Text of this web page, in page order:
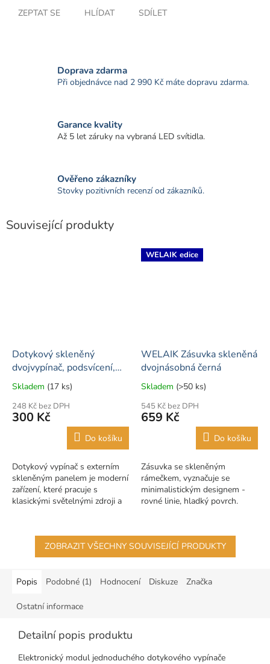
ZEPTAT SE HLÍDAT SDÍLET
Doprava zdarma
Při objednávce nad 2 990 Kč máte dopravu zdarma.
Garance kvality
Až 5 let záruky na vybraná LED svítidla.
Ověřeno zákazníky
Stovky pozitivních recenzí od zákazníků.
Související produkty
Dotykový skleněný
dvojvypínač, podsvícení,
černý - č. 5
Průměrné
produktu
je
hvězdiček.
Skladem (17 ks)
248 Kč bez DPH
300 Kč
Do košíku
Dotykový vypínač s externím
skleněným panelem je moderní
zařízení, které pracuje s
klasickými světelnými zdroji a
WELAIK edice
WELAIK Zásuvka skleněná
dvojnásobná černá
Průměrné
produktu
je
hvězdiček.
Skladem (>50 ks)
545 Kč bez DPH
659 Kč
Do košíku
Zásuvka se skleněným
rámečkem, vyznačuje se
minimalistickým designem -
rovné linie, hladký povrch.
klasickým plastovým
zásuvkám.
ZOBRAZIT VŠECHNY SOUVISEJÍCÍ PRODUKTY
Popis Podobné (1) Hodnocení Diskuze Značka
Ostatní informace
Detailní popis produktu
Elektronický modul jednoduchého dotykového vypínače